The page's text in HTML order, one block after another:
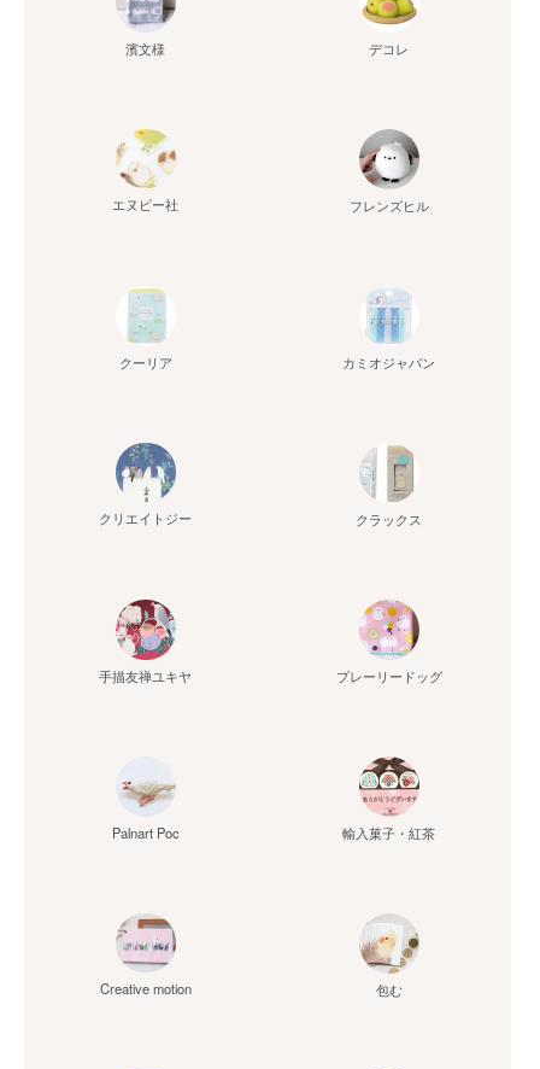
濱文様 デコレ
エヌビー社 フレンズヒル
クーリア カミオジャパン
クリエイトジー クラックス
手描友禅ユキヤ プレーリードッグ
Palnart Poc 輸入菓子・紅茶
Creative motion 包む